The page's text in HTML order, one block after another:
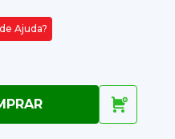
Ajuda?